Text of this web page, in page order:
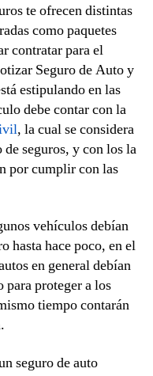
te ofrecen distintas
como paquetes
contratar para el
Seguro de Auto y
estipulando en las
debe contar con la
, la cual se considera
seguros, y con los la
por cumplir con las
vehículos debían
hasta hace poco, en el
en general debían
proteger a los
tiempo contarán
seguro de auto